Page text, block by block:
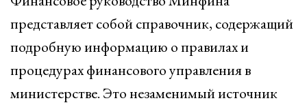
представляет собой справочник, содержащий
подробную информацию о правилах и
процедурах финансового управления в
министерстве. Это незаменимый источник